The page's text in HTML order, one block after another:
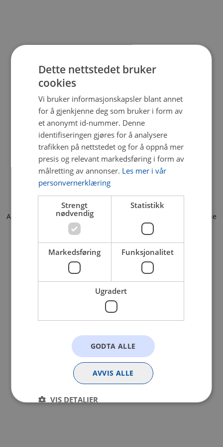
Application error: a client-side exception has occurred (see the
browser console for more information).
Dette nettstedet bruker
cookies
Vi bruker informasjonskapsler blant annet
for å gjenkjenne deg som bruker i form av
et anonymt id-nummer. Denne
identifiseringen gjøres for å analysere
trafikken på nettstedet og for å oppnå mer
presis og relevant markedsføring i form av
målretting av annonser. Les mer i vår
personvernerklæring
Strengt
nødvendig
Statistikk
Markedsføring Funksjonalitet
Ugradert
GODTA ALLE
AVVIS ALLE
VIS DETALJER